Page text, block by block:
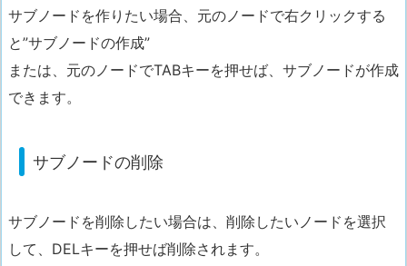
サブノードを作りたい場合、元のノードで右クリックする
と”サブノードの作成”
または、元のノードでTABキーを押せば、サブノードが作成
できます。
サブノードの削除
サブノードを削除したい場合は、削除したいノードを選択
して、DELキーを押せば削除されます。